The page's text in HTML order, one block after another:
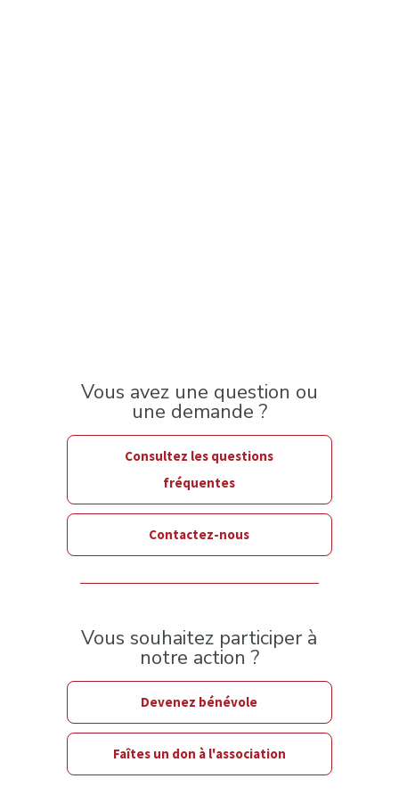
Vous avez une question ou
une demande ?
Consultez les questions
fréquentes
Contactez-nous
Vous souhaitez participer à
notre action ?
Devenez bénévole
Faîtes un don à l'association